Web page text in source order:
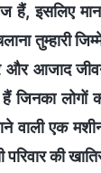
हैं, इसलिए
तुम्हारी
और आजाद
हैं जिनका
वाली एक
परिवार की